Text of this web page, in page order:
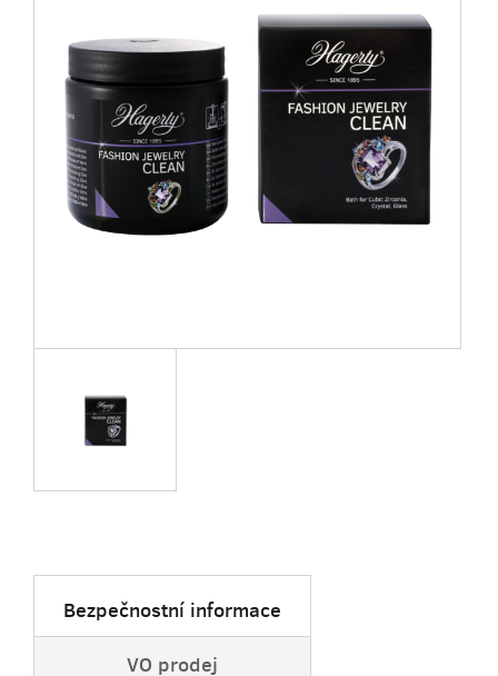
Bezpečnostní informace
VO prodej